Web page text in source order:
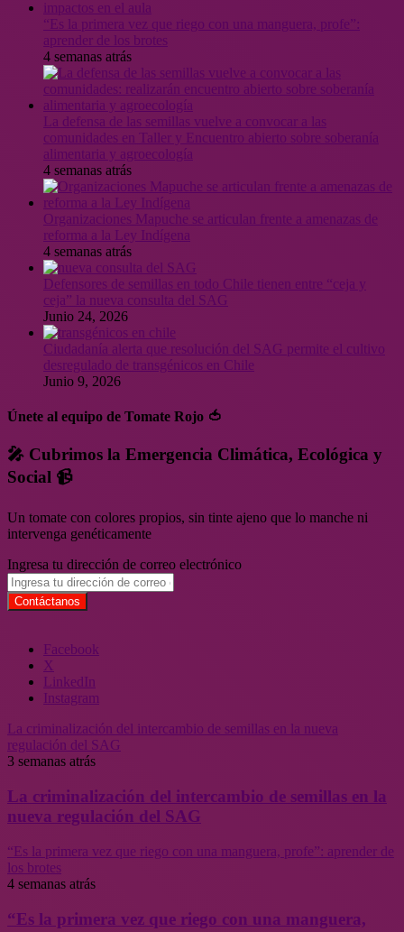
“Es la primera vez que riego con una manguera, profe”:
aprender de los brotes
4 semanas atrás
La defensa de las semillas vuelve a convocar a las
comunidades en Taller y Encuentro abierto sobre soberanía
alimentaria y agroecología
4 semanas atrás
Organizaciones Mapuche se articulan frente a amenazas de
reforma a la Ley Indígena
4 semanas atrás
Defensores de semillas en todo Chile tienen entre “ceja y
ceja” la nueva consulta del SAG
Junio 24, 2026
Ciudadanía alerta que resolución del SAG permite el cultivo
desregulado de transgénicos en Chile
Junio 9, 2026
Únete al equipo de Tomate Rojo 🍅
🎤 Cubrimos la Emergencia Climática, Ecológica y
Social 📹
Un tomate con colores propios, sin tinte ajeno que lo manche ni
intervenga genéticamente
Ingresa tu dirección de correo electrónico
Facebook
X
LinkedIn
Instagram
La criminalización del intercambio de semillas en la nueva
regulación del SAG
3 semanas atrás
La criminalización del intercambio de semillas en la
nueva regulación del SAG
“Es la primera vez que riego con una manguera, profe”: aprender de
los brotes
4 semanas atrás
“Es la primera vez que riego con una manguera,